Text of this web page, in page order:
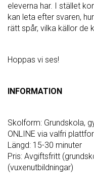
eleverna har. I stället
kan leta efter svaren,
rätt spår, vilka källor de
Hoppas vi ses!
INFORMATION
Skolform: Grundskola,
ONLINE via valfri
Längd: 15-30 minuter
Pris: Avgiftsfritt
(vuxenutbildningar)